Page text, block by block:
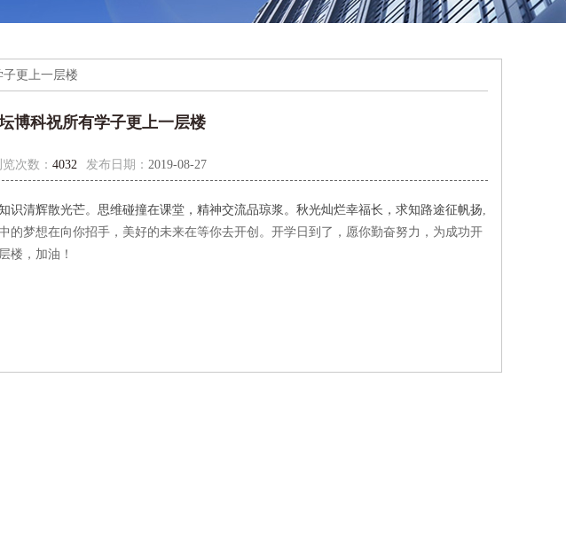
更上一层楼
博科祝所有学子更上一层楼
次数： 4032 发布日期： 2019-08-27
识清辉散光芒。思维碰撞在课堂，精神交流品琼浆。秋光灿烂幸福长，求知路途征帆扬,
梦想在向你招手，美好的未来在等你去开创。开学日到了，愿你勤奋努力，为成功开
楼，加油！